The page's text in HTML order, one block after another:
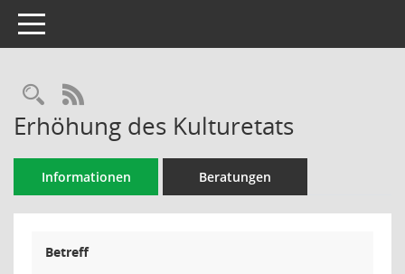
Toggle navigation
Rechercheauswahl
RSS-Feed
Erhöhung des Kulturetats
Informationen Beratungen
Betreff